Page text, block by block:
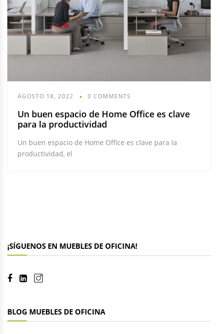
AGOSTO 18, 2022 0 COMMENTS
Un buen espacio de Home Office es clave
para la productividad
Un buen espacio de Home Office es clave para la
productividad, el
¡SÍGUENOS EN MUEBLES DE OFICINA!
BLOG MUEBLES DE OFICINA